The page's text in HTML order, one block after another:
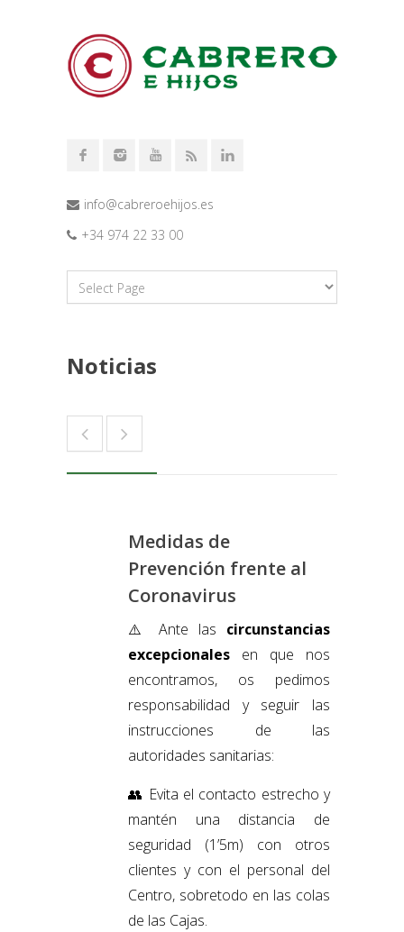
info@cabreroehijos.es
+34 974 22 33 00
Noticias
Medidas de
Prevención frente al
Coronavirus
⚠️ Ante las circunstancias
excepcionales en que nos
encontramos, os pedimos
responsabilidad y seguir las
instrucciones de las
autoridades sanitarias:
👥 Evita el contacto estrecho y
mantén una distancia de
seguridad (1’5m) con otros
clientes y con el personal del
Centro, sobretodo en las colas
de las Cajas.